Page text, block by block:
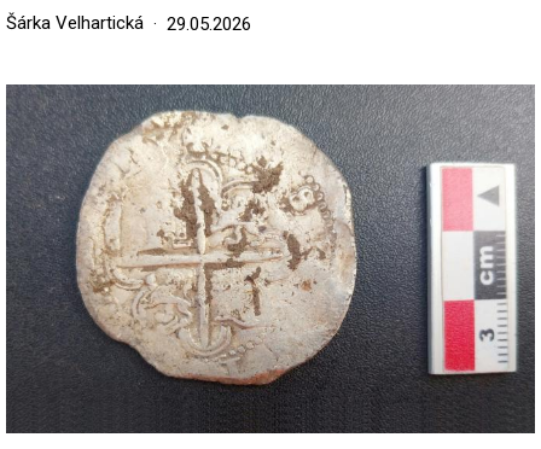
Šárka Velhartická 29.05.2026
Image